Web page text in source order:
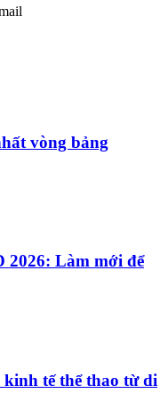
vòng bảng
2026: Làm mới để
tế thể thao từ di